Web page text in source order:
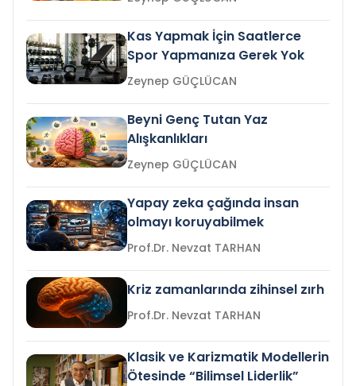
Kas Yapmak İçin Saatlerce
Spor Yapmanıza Gerek Yok
Zeynep GÜÇLÜCAN
Beyni Genç Tutan Yaz
Alışkanlıkları
Zeynep GÜÇLÜCAN
Yapay zeka çağında insan
olmayı koruyabilmek
Prof.Dr. Nevzat TARHAN
Kriz zamanlarında zihinsel zırh
Prof.Dr. Nevzat TARHAN
Klasik ve Karizmatik Modellerin
Ötesinde “Bilimsel Liderlik”